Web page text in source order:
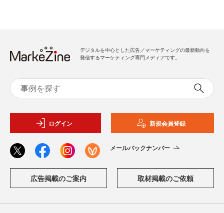
デジタルを中心とした広告／マーケティングの最新動向を
発信するマーケティング専門メディアです。
ログイン 新規会員登録
メールバックナンバー
広告掲載のご案内 取材掲載のご依頼